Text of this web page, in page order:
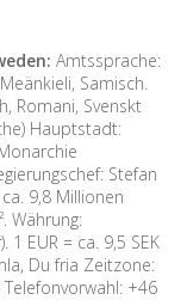
Amtssprache:
Samisch.
Romani, Svenskt
Hauptstadt:
Stefan
9,8 Millionen
Währung:
). 1 EUR = ca. 9,5 SEK
Du fria Zeitzone:
Telefonvorwahl: +46